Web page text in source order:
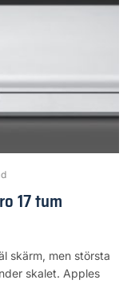
17 tum
skärm, men största
skalet. Apples